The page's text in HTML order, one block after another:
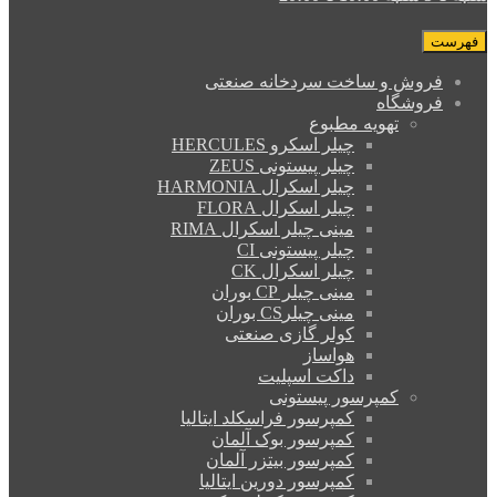
فهرست
فروش و ساخت سردخانه صنعتی
فروشگاه
تهویه مطبوع
چیلر اسکرو HERCULES
چیلر پیستونی ZEUS
چیلر اسکرال HARMONIA
چیلر اسکرال FLORA
مینی چیلر اسکرال RIMA
چیلر پیستونی CI
چیلر اسکرال CK
مینی چیلر CP بوران
مینی چیلرCS بوران
کولر گازی صنعتی
هواساز
داکت اسپلیت
کمپرسور پیستونی
کمپرسور فراسکلد ایتالیا
کمپرسور بوک آلمان
کمپرسور بیتزر آلمان
کمپرسور دورین ایتالیا